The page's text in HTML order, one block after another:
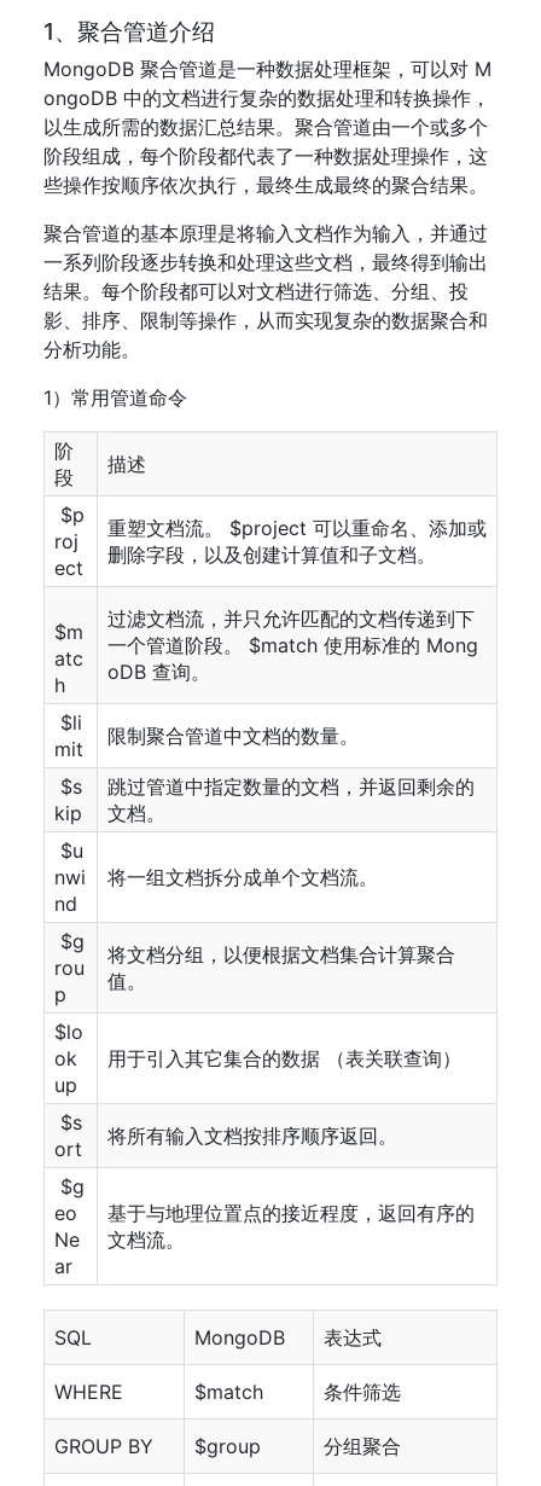
1、聚合管道介绍
MongoDB 聚合管道是一种数据处理框架，可以对 M
ongoDB 中的文档进行复杂的数据处理和转换操作，
以生成所需的数据汇总结果。聚合管道由一个或多个
阶段组成，每个阶段都代表了一种数据处理操作，这
些操作按顺序依次执行，最终生成最终的聚合结果。
聚合管道的基本原理是将输入文档作为输入，并通过
一系列阶段逐步转换和处理这些文档，最终得到输出
结果。每个阶段都可以对文档进行筛选、分组、投
影、排序、限制等操作，从而实现复杂的数据聚合和
分析功能。
1）常用管道命令
阶
段
描述
​ ​$p
roj
ect​​
重塑文档流。​ ​$project​​ 可以重命名、添加或
删除字段，以及创建计算值和子文档。
$m
atc
h​​
过滤文档流，并只允许匹配的文档传递到下
一个管道阶段。​ ​$match​​ 使用标准的 Mong
oDB 查询。
​ ​$li
mit​​
限制聚合管道中文档的数量。
​ ​$s
kip​​
跳过管道中指定数量的文档，并返回剩余的
文档。
​ ​$u
nwi
nd​​
将一组文档拆分成单个文档流。
​ ​$g
rou
p​​
将文档分组，以便根据文档集合计算聚合
值。
$lo
ok
up
用于引入其它集合的数据 （表关联查询）
​ ​$s
ort​​
将所有输入文档按排序顺序返回。
​ ​$g
eo
Ne
ar​​
基于与地理位置点的接近程度，返回有序的
文档流。
SQL MongoDB 表达式
WHERE $match 条件筛选
GROUP BY $group 分组聚合